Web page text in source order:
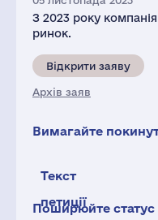
З 2023 року
ринок.
Відкрити заяву
Архів заяв
Вимагайте
Текст
петиції
Поширюйте статус